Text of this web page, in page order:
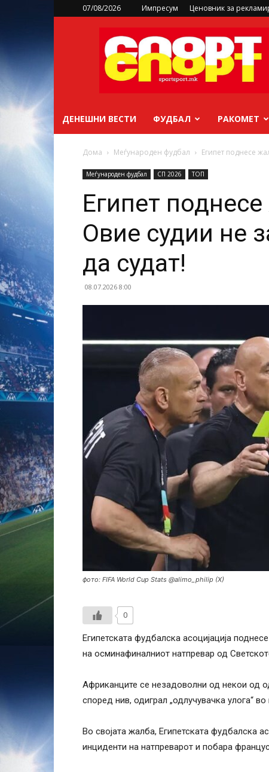
07/08/2026 Импресум Ценовник за
sportsport.mk
ДЕНЕШНИ ВЕСТИ ФУДБАЛ РАКОМЕТ
Дома Меѓународен фудбал Египет поднесе
Меѓународен фудбал СП 2026 ТОП
Египет
Овие судии не
да судат!
08.07.2026 8:00
фото: FIFA World Cup Stats @alimo_philip (X)
0
Египетската фудбалска асоцијација
на осминафиналниот натпревар од
Африканците се незадоволни од некои од
според нив, одиграл „одлучувачка улога“
Во својата жалба, Египетската фудбалска
инциденти на натпреварот и побара